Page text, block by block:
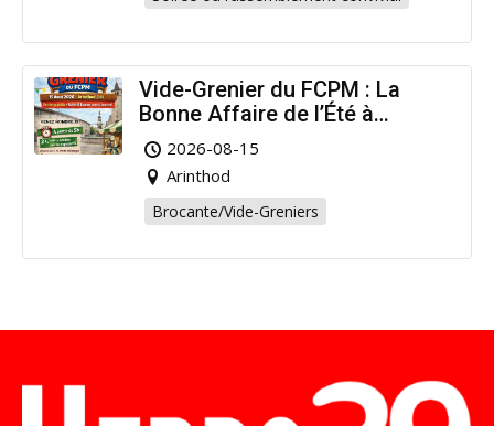
Vide-Grenier du FCPM : La
Bonne Affaire de l’Été à
Arinthod !
2026-08-15
Arinthod
Brocante/Vide-Greniers